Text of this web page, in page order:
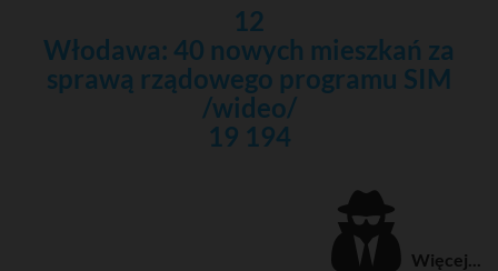
12
Włodawa: 40 nowych mieszkań za
sprawą rządowego programu SIM
/wideo/
19 194
Więcej...